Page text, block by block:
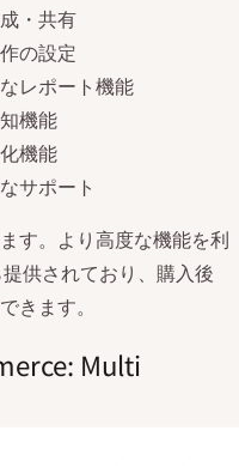
・共有
の設定
レポート機能
機能
機能
サポート
す。より高度な機能を利
供されており、購入後
きます。
Multi